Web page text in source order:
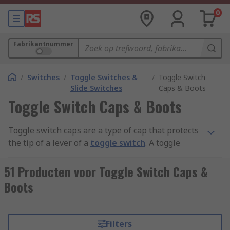
0
Fabrikantnummer
/ Switches / Toggle Switches &
Slide Switches
/ Toggle Switch
Caps & Boots
Toggle Switch Caps & Boots
Toggle switch caps are a type of cap that protects
the tip of a lever of a toggle switch. A toggle
a projecting lever that is moved up and down.
What does a toggle switch do?
A toggle switch is a class of electrical switch
51 Producten voor Toggle Switch Caps &
Boots
Filters